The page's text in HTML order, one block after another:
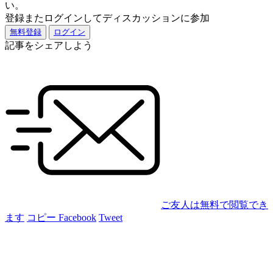
い。
登録またログインしてディスカッションに参加
無料登録 ログイン
記事をシェアしよう
ご友人は無料で閲覧でき
ます コピー Facebook Tweet